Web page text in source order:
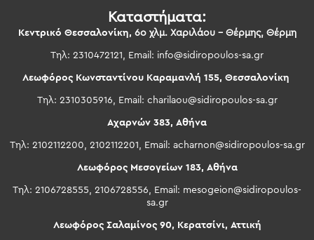
Καταστήματα:
Κεντρικό Θεσσαλονίκη, 6ο χλμ. Χαριλάου – Θέρμης, Θέρμη
Τηλ: 2310472121, Email: info@sidiropoulos-sa.gr
Λεωφόρος Κωνσταντίνου Καραμανλή 155, Θεσσαλονίκη
Τηλ: 2310305916, Email: charilaou@sidiropoulos-sa.gr
Αχαρνών 383, Αθήνα
Τηλ: 2102112200, 2102112201, Email: acharnon@sidiropoulos-sa.gr
Λεωφόρος Μεσογείων 183, Αθήνα
Τηλ: 2106728555, 2106728556, Email: mesogeion@sidiropoulos-
sa.gr
Λεωφόρος Σαλαμίνος 90, Κερατσίνι, Αττική